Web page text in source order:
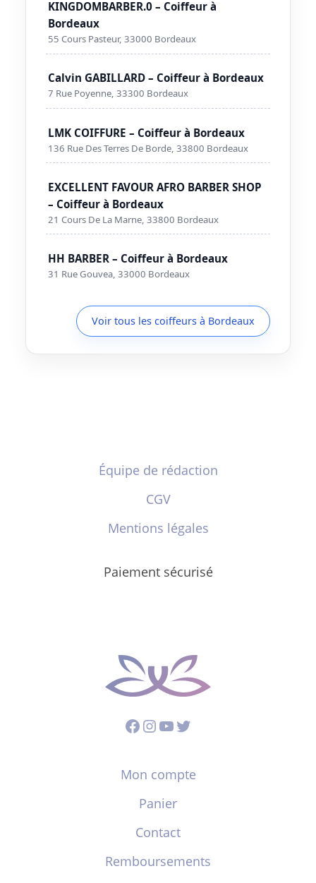
KINGDOMBARBER.0 – Coiffeur à
Bordeaux
55 Cours Pasteur, 33000 Bordeaux
Calvin GABILLARD – Coiffeur à Bordeaux
7 Rue Poyenne, 33300 Bordeaux
LMK COIFFURE – Coiffeur à Bordeaux
136 Rue Des Terres De Borde, 33800 Bordeaux
EXCELLENT FAVOUR AFRO BARBER SHOP
– Coiffeur à Bordeaux
21 Cours De La Marne, 33800 Bordeaux
HH BARBER – Coiffeur à Bordeaux
31 Rue Gouvea, 33000 Bordeaux
Voir tous les coiffeurs à Bordeaux
Équipe de rédaction
CGV
Mentions légales
Paiement sécurisé
Facebook
Instagram
YouTube
Twitter
Mon compte
Panier
Contact
Remboursements